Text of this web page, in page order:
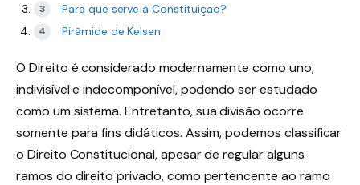
Para que serve a Constituição?
Pirâmide de Kelsen
O Direito é considerado modernamente como uno,
indivisível e indecomponível, podendo ser estudado
como um sistema. Entretanto, sua divisão ocorre
somente para fins didáticos. Assim, podemos classificar
o Direito Constitucional, apesar de regular alguns
ramos do direito privado, como pertencente ao ramo